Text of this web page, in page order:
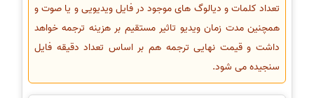
تعداد کلمات و دیالوگ های موجود در فایل ویدیویی و یا صوت و
همچنین مدت زمان ویدیو تاثیر مستقیم بر هزینه ترجمه خواهد
داشت و قیمت نهایی ترجمه هم بر اساس تعداد دقیقه فایل
سنجیده می شود.